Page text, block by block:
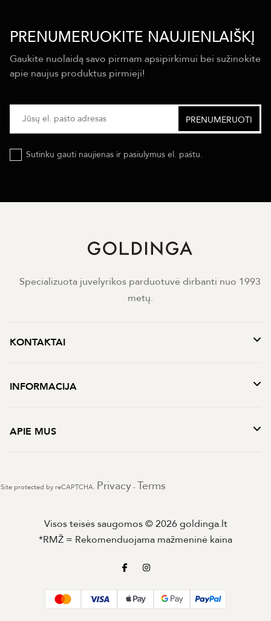
PRENUMERUOKITE NAUJIENLAIŠKĮ
Gaukite nuolaidą savo pirmam apsipirkimui bei sužinokite
apie naujus produktus pirmieji!
Sutinku gauti naujienas ir pasiulymus el. paštu.
Specializuota juvelyrikos parduotuvė dirbanti nuo 1993
metų.
KONTAKTAI
INFORMACIJA
APIE MUS
Site protected by reCAPTCHA. Privacy - Terms
Visos teisės saugomos © 2026 goldinga.lt
*RMŽ = Rekomenduojama mažmeninė kaina